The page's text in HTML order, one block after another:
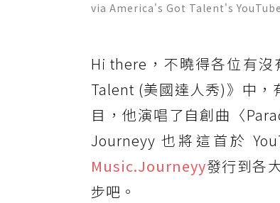
via America's Got Talent's YouTube
Hi there，不曉得各位有沒
Talent (美國達人秀)》中，
目，他演唱了自創曲〈
Journeyy 也將這首於
Music.Journeyy發行到各
步吧。